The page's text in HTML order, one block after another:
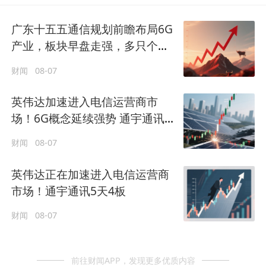
广东十五五通信规划前瞻布局6G
产业，板块早盘走强，多只个股
财闻 08-07
英伟达加速进入电信运营商市
场！6G概念延续强势 通宇通讯5
财闻 08-07
英伟达正在加速进入电信运营商
市场！通宇通讯5天4板
财闻 08-07
前往财闻APP，发现更多优质内容